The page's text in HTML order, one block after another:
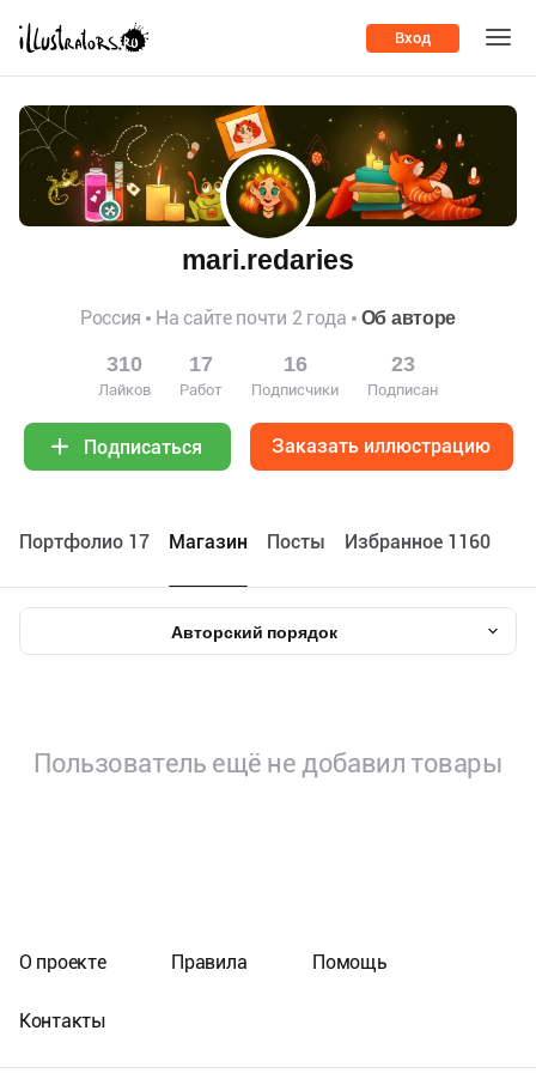
Вход
mari.redaries
Россия На сайте почти 2 года Об авторе
310
Лайков
17
Работ
16
Подписчики
23
Подписан
Подписаться Заказать иллюстрацию
Портфолио 17 Maгазин Посты Избранное 1160
Авторский порядок
Пользователь ещё не добавил товары
О проекте Правила Помощь
Контакты